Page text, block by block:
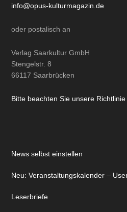
info@opus-kulturmagazin.de
oder postalisch an
Verlag Saarkultur GmbH
Stengelstr. 8
66117 Saarbrücken
Bitte beachten Sie unsere
News selbst einstellen
Neu: Veranstaltungskalender –
Leserbriefe